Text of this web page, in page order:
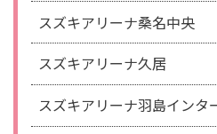
スズキアリーナ桑名中央
スズキアリーナ久居
スズキアリーナ羽島インタ